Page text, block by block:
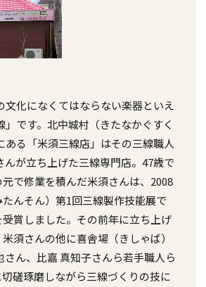
化になくてはならない楽器といえ
」です。北中城村（きたなかぐすく
ある「米須三線店」はその三線職人
んが立ち上げた三線専門店。47歳で
で修業を積んだ米須さんは、2008
んそん）第1回三線製作技能展で
受賞しました。その前年に立ち上げ
須さんの他に喜舎場（きしゃば）
さん、比嘉 真知子さんら若手職人ら
磋琢磨しながら三線づくりの技に